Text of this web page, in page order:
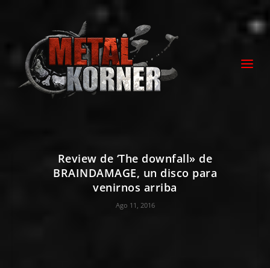
Review de ‘The downfall» de
BRAINDAMAGE, un disco para
venirnos arriba
Ago 11, 2016